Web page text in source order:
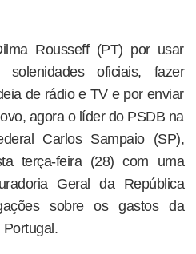
Rousseff (PT) por usar
oficiais, fazer
de rádio e TV e por enviar
agora o líder do PSDB na
Carlos Sampaio (SP),
terça-feira (28) com uma
Geral da República
sobre os gastos da